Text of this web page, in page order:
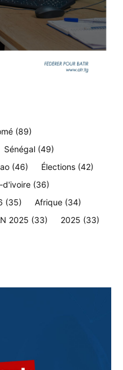
(89)
Sénégal (49)
(46) Élections (42)
d'ivoire (36)
(35) Afrique (34)
2025 (33) 2025 (33)